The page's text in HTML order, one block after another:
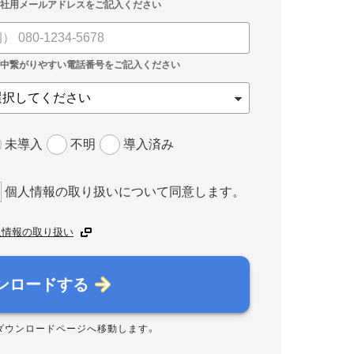
未導入 不明 導入済み
個人情報の取り扱いについて同意します。
報の取り扱い
ロードする
ウンロードページへ移動します。